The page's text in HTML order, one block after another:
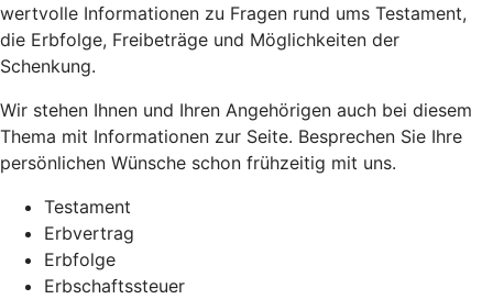
wertvolle Informationen zu Fragen rund ums Testament,
die Erbfolge, Freibeträge und Möglichkeiten der
Schenkung.
Wir stehen Ihnen und Ihren Angehörigen auch bei diesem
Thema mit Informationen zur Seite. Besprechen Sie Ihre
persönlichen Wünsche schon frühzeitig mit uns.
Testament
Erbvertrag
Erbfolge
Erbschaftssteuer